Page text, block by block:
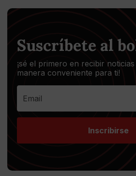
Suscríbete al
¡sé el primero en recibir
manera conveniente para ti!
Inscribirse